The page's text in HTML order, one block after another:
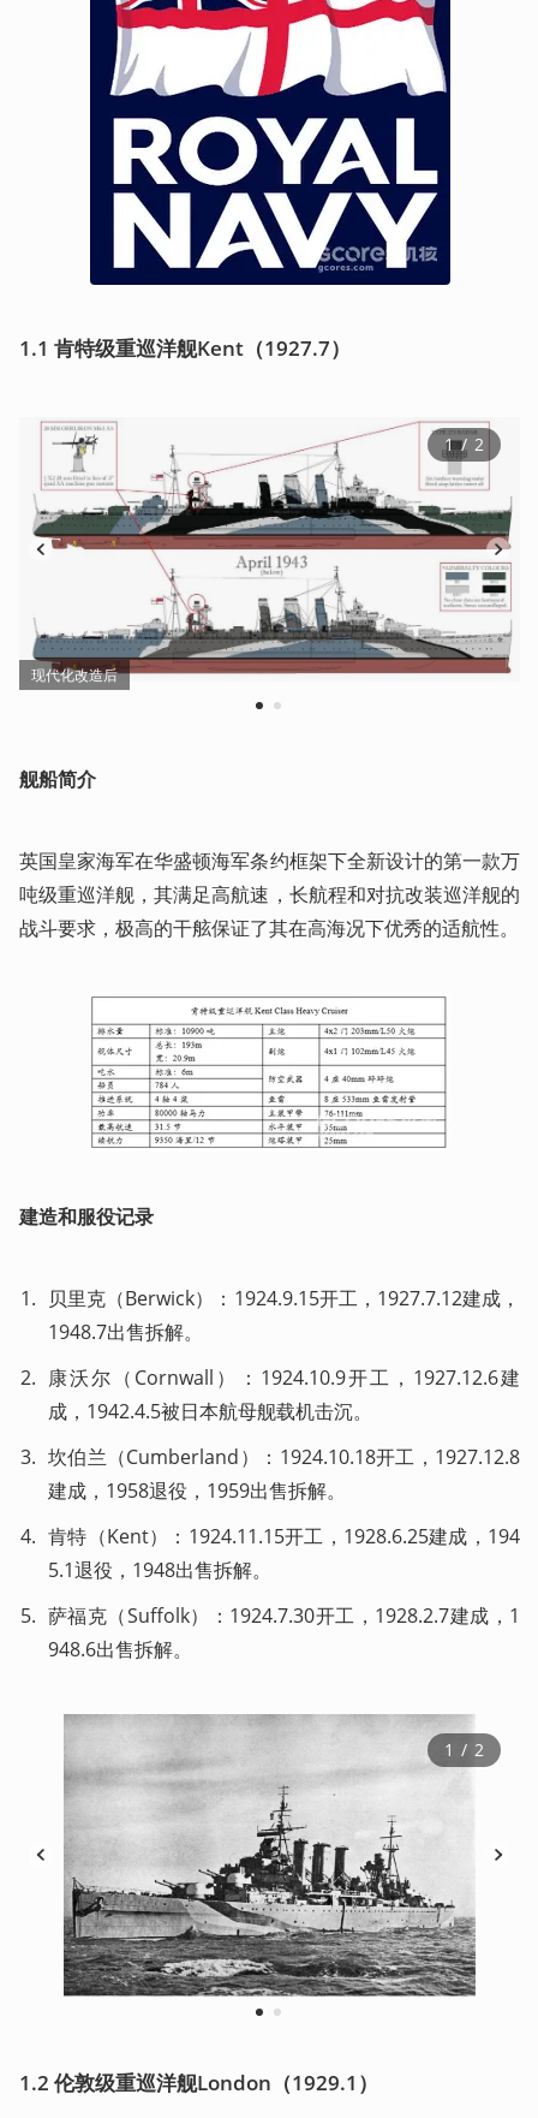
1.1 肯特级重巡洋舰Kent（1927.7）
现代化改造后
1 2
1 / 2
舰船简介
英国皇家海军在华盛顿海军条约框架下全新设计的第一款万
吨级重巡洋舰，其满足高航速，长航程和对抗改装巡洋舰的
战斗要求，极高的干舷保证了其在高海况下优秀的适航性。
建造和服役记录
贝里克（Berwick）：1924.9.15开工，1927.7.12建成，
1948.7出售拆解。
康沃尔（Cornwall）：1924.10.9开工，1927.12.6建
成，1942.4.5被日本航母舰载机击沉。
坎伯兰（Cumberland）：1924.10.18开工，1927.12.8
建成，1958退役，1959出售拆解。
肯特（Kent）：1924.11.15开工，1928.6.25建成，194
5.1退役，1948出售拆解。
萨福克（Suffolk）：1924.7.30开工，1928.2.7建成，1
948.6出售拆解。
1 2
1 / 2
1.2 伦敦级重巡洋舰London（1929.1）